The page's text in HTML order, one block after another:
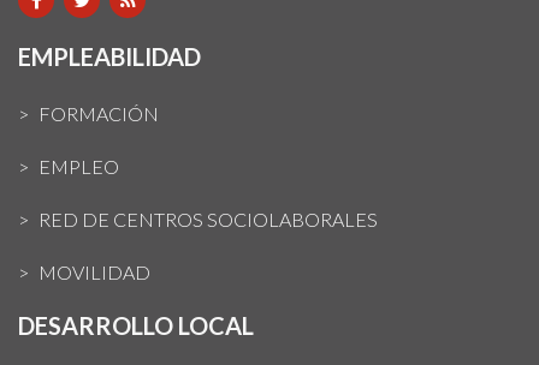
EMPLEABILIDAD
FORMACIÓN
EMPLEO
RED DE CENTROS SOCIOLABORALES
MOVILIDAD
DESARROLLO LOCAL